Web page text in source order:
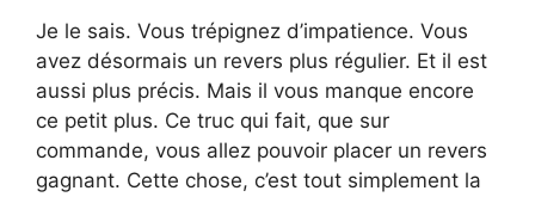
Je le sais. Vous trépignez d’impatience. Vous
avez désormais un revers plus régulier. Et il est
aussi plus précis. Mais il vous manque encore
ce petit plus. Ce truc qui fait, que sur
commande, vous allez pouvoir placer un revers
gagnant. Cette chose, c’est tout simplement la